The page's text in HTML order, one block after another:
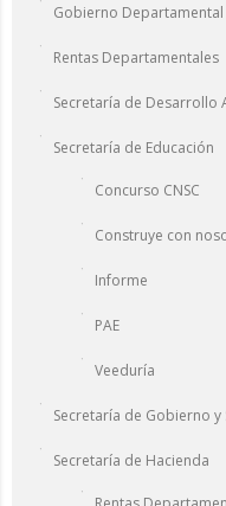
Gobierno Departamental
Rentas Departamentales
Secretaría de Desarrollo
Secretaría de Educación
Concurso CNSC
Construye con
Informe
PAE
Veeduría
Secretaría de Gobierno
Secretaría de Hacienda